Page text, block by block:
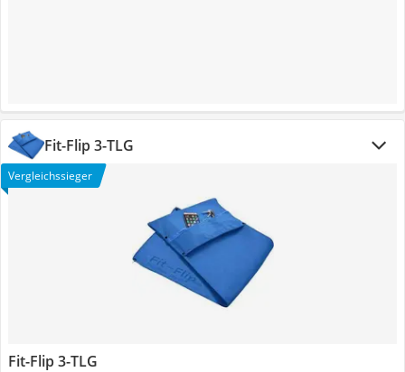
Fit-Flip 3-TLG
Vergleichssieger
Fit-Flip 3-TLG